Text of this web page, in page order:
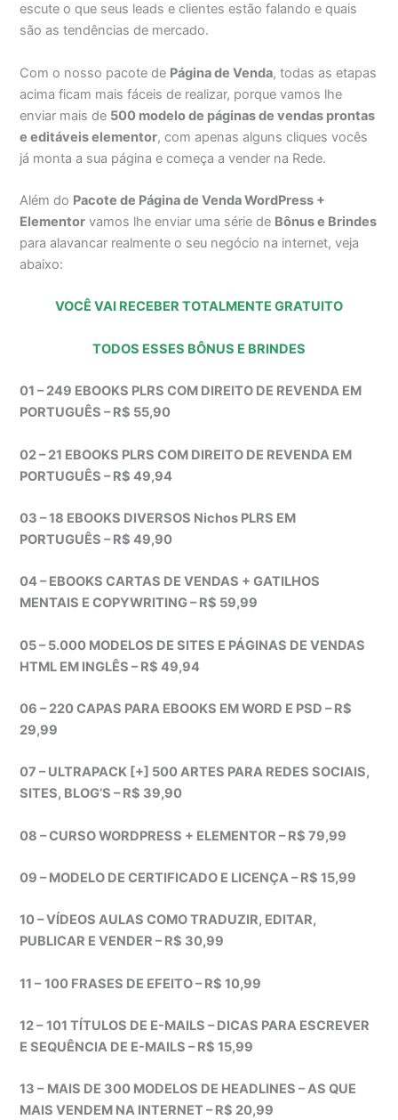
escute o que seus leads e clientes estão falando e quais
são as tendências de mercado.
Com o nosso pacote de Página de Venda, todas as etapas
acima ficam mais fáceis de realizar, porque vamos lhe
enviar mais de 500 modelo de páginas de vendas prontas
e editáveis elementor, com apenas alguns cliques vocês
já monta a sua página e começa a vender na Rede.
Além do Pacote de Página de Venda WordPress +
Elementor vamos lhe enviar uma série de Bônus e Brindes
para alavancar realmente o seu negócio na internet, veja
abaixo:
VOCÊ VAI RECEBER TOTALMENTE GRATUITO
TODOS ESSES BÔNUS E BRINDES
01 – 249 EBOOKS PLRS COM DIREITO DE REVENDA EM
PORTUGUÊS – R$ 55,90
02 – 21 EBOOKS PLRS COM DIREITO DE REVENDA EM
PORTUGUÊS – R$ 49,94
03 – 18 EBOOKS DIVERSOS Nichos PLRS EM
PORTUGUÊS – R$ 49,90
04 – EBOOKS CARTAS DE VENDAS + GATILHOS
MENTAIS E COPYWRITING – R$ 59,99
05 – 5.000 MODELOS DE SITES E PÁGINAS DE VENDAS
HTML EM INGLÊS – R$ 49,94
06 – 220 CAPAS PARA EBOOKS EM WORD E PSD – R$
29,99
07 – ULTRAPACK [+] 500 ARTES PARA REDES SOCIAIS,
SITES, BLOG’S – R$ 39,90
08 – CURSO WORDPRESS + ELEMENTOR – R$ 79,99
09 – MODELO DE CERTIFICADO E LICENÇA – R$ 15,99
10 – VÍDEOS AULAS COMO TRADUZIR, EDITAR,
PUBLICAR E VENDER – R$ 30,99
11 – 100 FRASES DE EFEITO – R$ 10,99
12 – 101 TÍTULOS DE E-MAILS – DICAS PARA ESCREVER
E SEQUÊNCIA DE E-MAILS – R$ 15,99
13 – MAIS DE 300 MODELOS DE HEADLINES – AS QUE
MAIS VENDEM NA INTERNET – R$ 20,99